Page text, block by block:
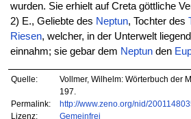
wurden. Sie erhielt auf Creta göttliche
2) E., Geliebte des Neptun, Tochter des
Riesen, welcher, in der Unterwelt
einnahm; sie gebar dem Neptunden
Quelle:
Vollmer, Wilhelm: Wörterbuch der
197.
Permalink:
http://www.zeno.org/nid/
Lizenz:
Gemeinfrei